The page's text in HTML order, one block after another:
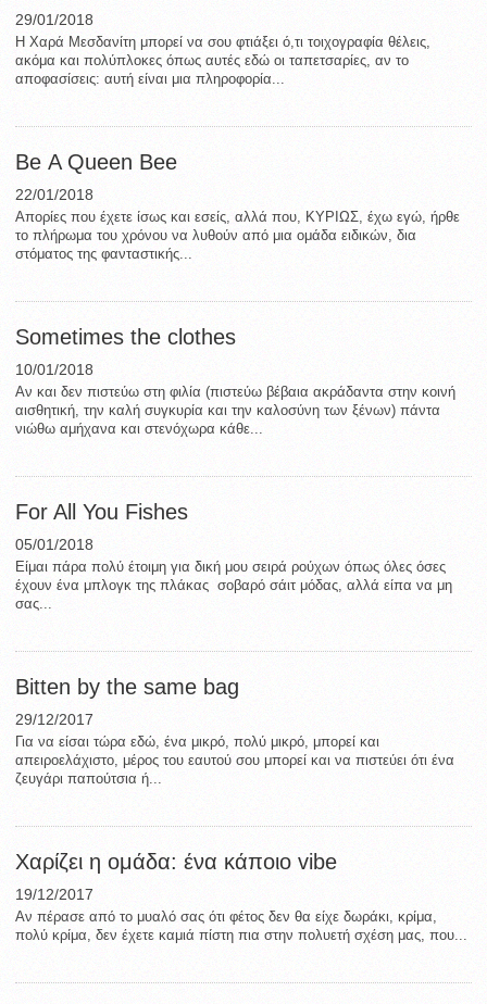
29/01/2018
Η Χαρά Μεσδανίτη μπορεί να σου φτιάξει ό,τι τοιχογραφία θέλεις,
ακόμα και πολύπλοκες όπως αυτές εδώ οι ταπετσαρίες, αν το
αποφασίσεις: αυτή είναι μια πληροφορία...
Be Α Queen Bee
22/01/2018
Απορίες που έχετε ίσως και εσείς, αλλά που, ΚΥΡΙΩΣ, έχω εγώ, ήρθε
το πλήρωμα του χρόνου να λυθούν από μια ομάδα ειδικών, δια
στόματος της φανταστικής...
Sometimes the clothes
10/01/2018
Αν και δεν πιστεύω στη φιλία (πιστεύω βέβαια ακράδαντα στην κοινή
αισθητική, την καλή συγκυρία και την καλοσύνη των ξένων) πάντα
νιώθω αμήχανα και στενόχωρα κάθε...
For All You Fishes
05/01/2018
Είμαι πάρα πολύ έτοιμη για δική μου σειρά ρούχων όπως όλες όσες
έχουν ένα μπλογκ της πλάκας σοβαρό σάιτ μόδας, αλλά είπα να μη
σας...
Bitten by the same bag
29/12/2017
Για να είσαι τώρα εδώ, ένα μικρό, πολύ μικρό, μπορεί και
απειροελάχιστο, μέρος του εαυτού σου μπορεί και να πιστεύει ότι ένα
ζευγάρι παπούτσια ή...
Χαρίζει η ομάδα: ένα κάποιο vibe
19/12/2017
Αν πέρασε από το μυαλό σας ότι φέτος δεν θα είχε δωράκι, κρίμα,
πολύ κρίμα, δεν έχετε καμιά πίστη πια στην πολυετή σχέση μας, που...